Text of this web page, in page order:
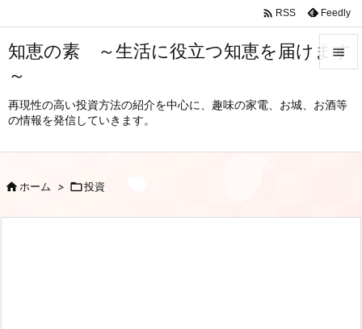
知恵の素 ～生活に役立つ知恵を届けます
～
再現性の高い投資方法の紹介を中心に、趣味の家電、お城、お酒等
の情報を発信していきます。

メニュ
 RSS Feedly
ホーム > 投資